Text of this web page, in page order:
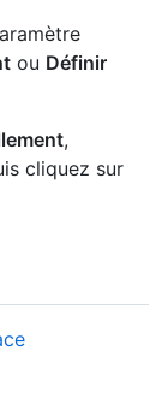
ou Définir
,
cliquez sur